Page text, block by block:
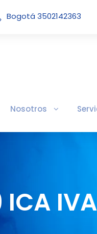
Bogotá 3502142363
Nosotros
IVA